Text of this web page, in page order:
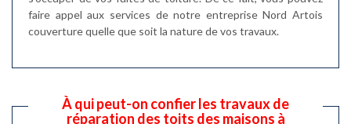
faire appel aux services de notre entreprise Nord Artois
couverture quelle que soit la nature de vos travaux.
À qui peut-on confier les travaux de
réparation des toits des maisons à